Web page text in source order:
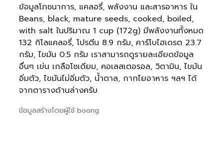
ข้อมูลโภชนาการ, แคลอรี่, พลังงาน และสารอาหาร ใน
Beans, black, mature seeds, cooked, boiled,
with salt ในปริมาณ 1 cup (172g) มีพลังงานทั้งหมด
132 กิโลแคลอรี่, โปรตีน 8.9 กรัม, คาร์โบไฮเดรต 23.7
กรัม, ไขมัน 0.5 กรัม เราสามารถดูรายละเอียดข้อมูล
อื่นๆ เข่น เกลือโซเดียม, คอเลสเตอรอล, วิตามิน, ไขมัน
อิ่มตัว, ไขมันไม่อิ่มตัว, น้ำตาล, กากไยอาหาร ฯลฯ ได้
จากตารางด้านล่างครับ
ข้อมูลสร้างโดยผู้ใช้ boong